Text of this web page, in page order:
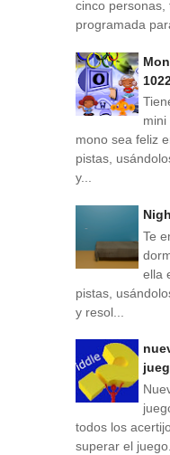
cinco personas,
programada
mini
mono sea feliz
pistas,
y...
Te
ella
pistas,
y resol...
todos los
superar el